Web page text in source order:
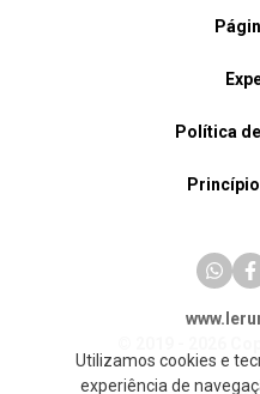
Política
Utilizamos cookies e
experiência de